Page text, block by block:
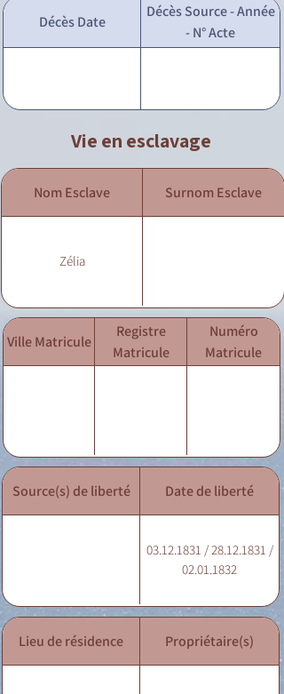
Décès Date
Décès Source - Année
- N° Acte
Vie en esclavage
Nom Esclave Surnom Esclave
Zélia
Ville Matricule
Registre
Matricule
Numéro
Matricule
Source(s) de liberté Date de liberté
03.12.1831 / 28.12.1831 /
02.01.1832
Lieu de résidence Propriétaire(s)